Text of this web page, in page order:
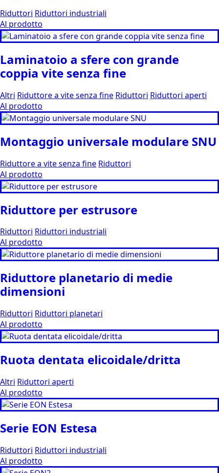
Riduttori Riduttori industriali
Al prodotto
Laminatoio a sfere con grande
coppia vite senza fine
Altri Riduttore a vite senza fine Riduttori Riduttori aperti
Al prodotto
Montaggio universale modulare SNU
Riduttore a vite senza fine Riduttori
Al prodotto
Riduttore per estrusore
Riduttori Riduttori industriali
Al prodotto
Riduttore planetario di medie
dimensioni
Riduttori Riduttori planetari
Al prodotto
Ruota dentata elicoidale/dritta
Altri Riduttori aperti
Al prodotto
Serie EON Estesa
Riduttori Riduttori industriali
Al prodotto